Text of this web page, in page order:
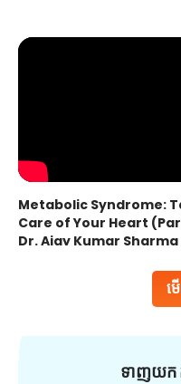
ម
Metabolic Syndrome:
Care of Your Heart
Dr. Ajay Kumar Sharma
ទាញយក